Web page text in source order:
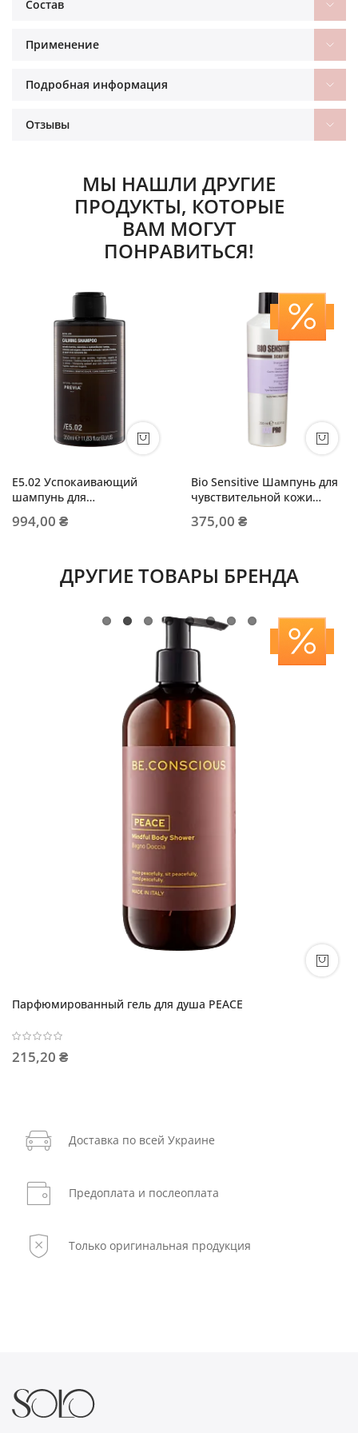
Состав
Применение
Подробная информация
Отзывы
МЫ НАШЛИ ДРУГИЕ
ПРОДУКТЫ, КОТОРЫЕ
ВАМ МОГУТ
ПОНРАВИТЬСЯ!
E5.02 Успокаивающий
шампунь для
головы
994,00 ₴
Bio Sensitive Шампунь для
чувствительной кожи
375,00 ₴
ДРУГИЕ ТОВАРЫ БРЕНДА
Парфюмированный гель для душа PEACE
215,20 ₴
Доставка по всей Украине
Предоплата и послеоплата
Только оригинальная продукция